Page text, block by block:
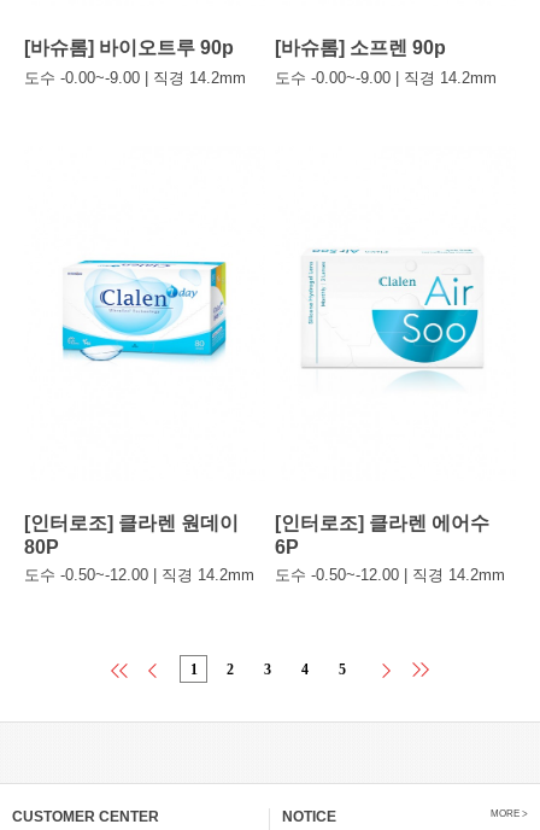
[바슈롬] 바이오트루 90p
도수 -0.00~-9.00 | 직경 14.2mm
[바슈롬] 소프렌 90p
도수 -0.00~-9.00 | 직경 14.2mm
[인터로조] 클라렌 원데이
80P
도수 -0.50~-12.00 | 직경 14.2mm
[인터로조] 클라렌 에어수
6P
도수 -0.50~-12.00 | 직경 14.2mm
1 2 3 4 5
CUSTOMER CENTER NOTICE MORE >